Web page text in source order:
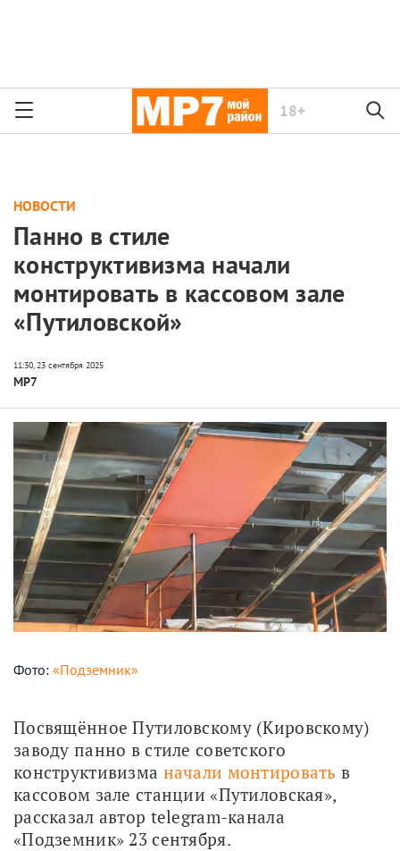
18+
НОВОСТИ
Панно в стиле
конструктивизма начали
монтировать в кассовом зале
«Путиловской»
МР7
Фото: «Подземник»
Посвящённое Путиловскому (Кировскому)
заводу панно в стиле советского
конструктивизма начали монтировать в
кассовом зале станции «Путиловская»,
рассказал автор telegram-канала
«Подземник» 23 сентября.